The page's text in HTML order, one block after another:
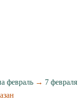
февраль→ 7 февраля